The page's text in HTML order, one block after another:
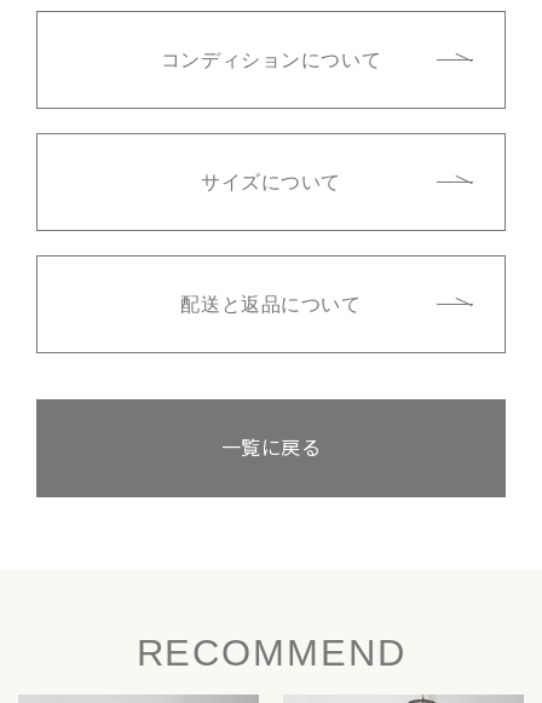
コンディションについて
サイズについて
配送と返品について
一覧に戻る
RECOMMEND